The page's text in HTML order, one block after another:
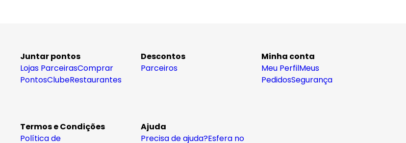
Juntar pontos
Lojas ParceirasComprar
PontosClubeRestaurantes
Descontos
Parceiros
Minha conta
Meu PerfilMeus
PedidosSegurança
Termos e Condições
Política de
Ajuda
Precisa de ajuda?Esfera no